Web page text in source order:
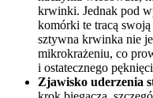
krwinki. Jednak pod
komórki te tracą
sztywna krwinka nie
mikrokrażeniu, co
i ostatecznego
Zjawisko uderzenia